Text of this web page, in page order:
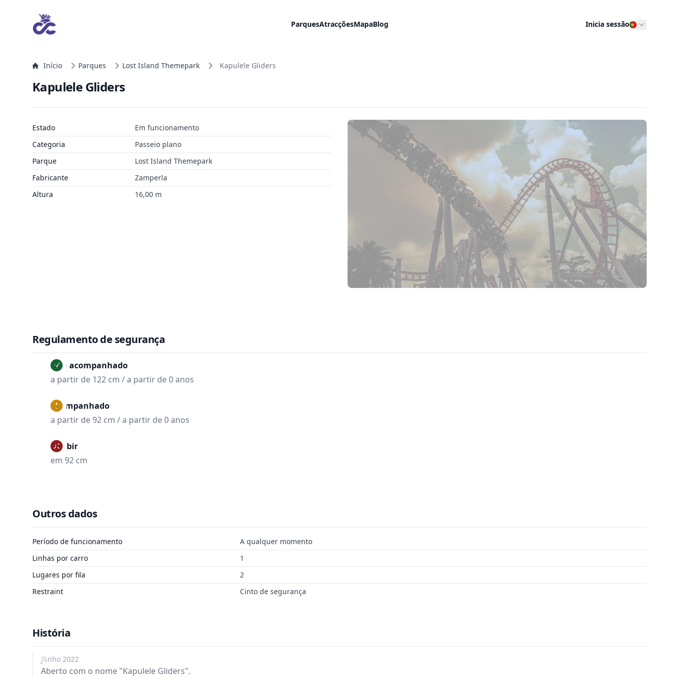
ParquesAtracçõesMapaBlog Inicia sessão
Início Parques Lost Island Themepark Kapulele Gliders
Kapulele Gliders
Estado
Em funcionamento
Categoria
Passeio plano
Parque
Lost Island Themepark
Fabricante
Zamperla
Altura
16,00 m
Regulamento de segurança
Não acompanhado
a partir de 122 cm / a partir de 0 anos
Acompanhado
a partir de 92 cm / a partir de 0 anos
Proibir
em 92 cm
Outros dados
Período de funcionamento
A qualquer momento
Linhas por carro
1
Lugares por fila
2
Restraint
Cinto de segurança
História
junho 2022
Aberto com o nome "Kapulele Gliders".